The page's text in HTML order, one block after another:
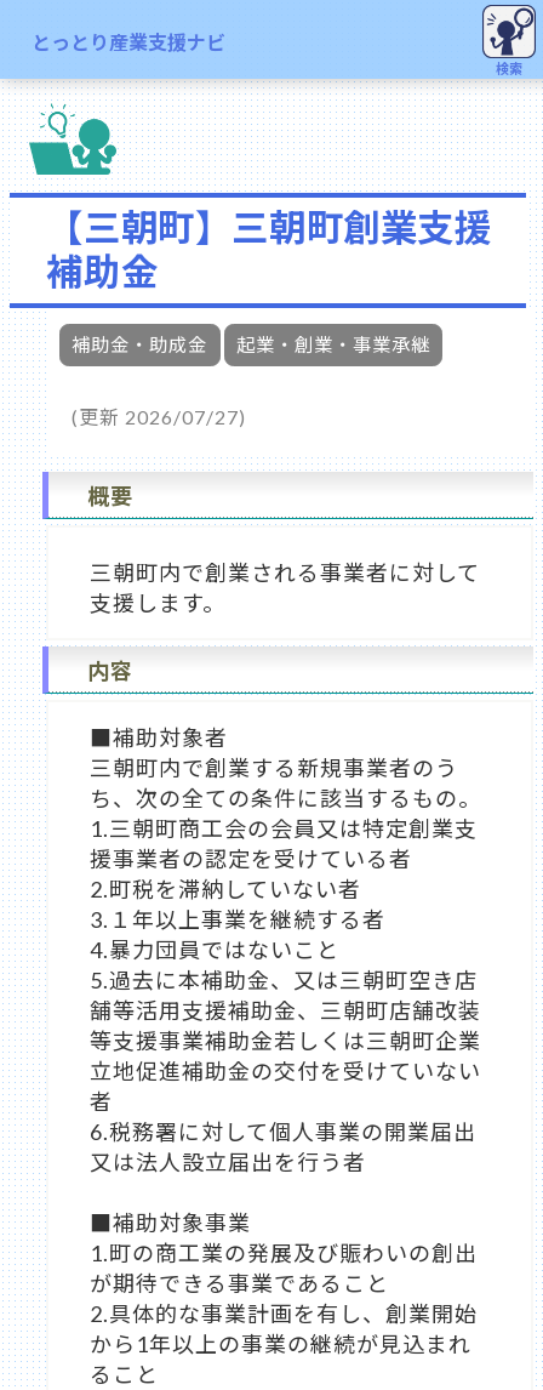
とっとり産業支援ナビ
検索
【三朝町】三朝町創業支援
補助金
補助金・助成金 起業・創業・事業承継
(更新 2026/07/27)
概要
三朝町内で創業される事業者に対して
支援します。
内容
■補助対象者
三朝町内で創業する新規事業者のう
ち、次の全ての条件に該当するもの。
1.三朝町商工会の会員又は特定創業支
援事業者の認定を受けている者
2.町税を滞納していない者
3.１年以上事業を継続する者
4.暴力団員ではないこと
5.過去に本補助金、又は三朝町空き店
舗等活用支援補助金、三朝町店舗改装
等支援事業補助金若しくは三朝町企業
立地促進補助金の交付を受けていない
者
6.税務署に対して個人事業の開業届出
又は法人設立届出を行う者
■補助対象事業
1.町の商工業の発展及び賑わいの創出
が期待できる事業であること
2.具体的な事業計画を有し、創業開始
から1年以上の事業の継続が見込まれ
ること